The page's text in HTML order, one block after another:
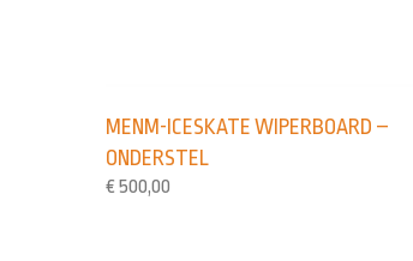
MENM-ICESKATE WIPERBOARD –
ONDERSTEL
€ 500,00